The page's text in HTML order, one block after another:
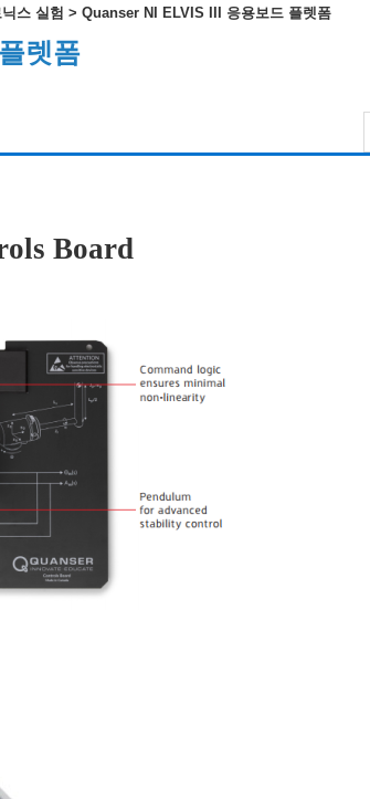
스 실험 > Quanser NI ELVIS III 응용보드 플렛폼
렛폼
Board